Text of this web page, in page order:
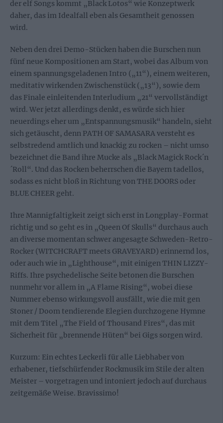
der elf Songs kommt „Black Lotos“ wie Konzeptwerk
daher, das im Idealfall eben als Gesamtheit genossen
wird.
Neben den drei Demo-Stücken haben die Burschen nun
fünf neue Kompositionen am Start, wobei das Album von
einem spannungsgeladenen Intro („11“), einem weiteren,
meditativ wirkenden Zwischenstück („13“), sowie dem
das Finale einleitenden Interludium „21“ vervollständigt
wird. Wer jetzt allerdings denkt, es würde sich hier
neuerdings eher um „Entspannungsmusik“ handeln, sieht
sich getäuscht, denn PATH OF SAMASARA versteht es
selbstredend amtlich und knackig zu rocken – nicht umso
bezeichnet die Band ihre Mucke als „Black Magick Rock´n
´Roll“. Und das Rocken beherrschen die Bayern tadellos,
sodass es nicht bloß in Richtung von THE DOORS oder
BLUE CHEER geht.
Ihre Mannigfaltigkeit zeigt sich erst in Longplay-Format
richtig und so geht es in „Queen Of Skulls“ durchaus auch
an diverse momentan schwer angesagte Schweden-Retro-
Rocker (WITCHCRAFT meets GRAVEYARD) erinnernd los,
oder auch wie in „Lighthouse“, mit einigen THIN LIZZY-
Riffs. Ihre psychedelische Seite betonen die Burschen
nunmehr vor allem in „A Flame Rising“, wobei diese
Nummer ebenso wirkungsvoll ausfällt, wie die mit gen
Stoner / Doom tendierende Elegien durchzogene Hymne
mit dem Titel „The Field of Thousand Fires“, das mit
Sicherheit für „brennende Hüten“ bei Gigs sorgen wird.
Kurzum: Ein echtes Leckerli für alle Liebhaber von
erhabener, tiefschürfender Rockmusik im Stile der alten
Meister – vorgetragen und intoniert jedoch auf durchaus
zeitgemäße Weise. Bravissimo!